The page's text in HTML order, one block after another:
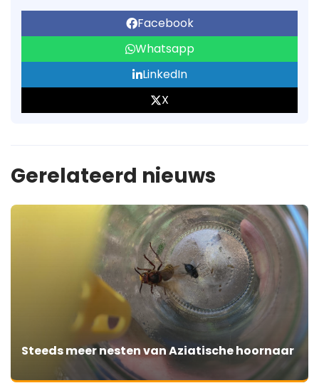
Facebook
Whatsapp
LinkedIn
X
Gerelateerd nieuws
Steeds meer nesten van Aziatische hoornaar